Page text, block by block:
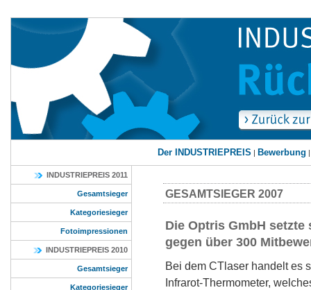
Der INDUSTRIEPREIS | Bewerbung
INDUSTRIEPREIS 2011
Gesamtsieger
Kategoriesieger
Fotoimpressionen
INDUSTRIEPREIS 2010
Gesamtsieger
Kategoriesieger
GESAMTSIEGER 2007
Die Optris GmbH
gegen über 300
Bei dem CTlaser handelt es
Infrarot-Thermometer,